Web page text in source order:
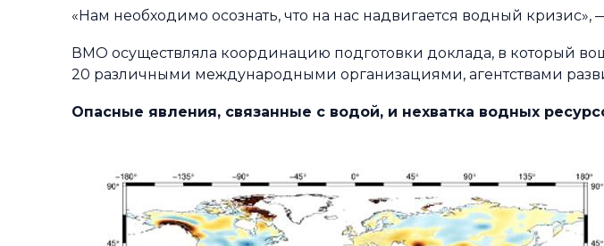
«Нам необходимо осознать, что на нас надвигается водный кризис»,
ВМО осуществляла координацию подготовки доклада, в который
20 различными международными организациями, агентствами
Опасные явления, связанные с водой, и нехватка водных